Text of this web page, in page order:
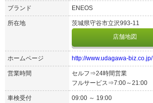
ブランド ENEOS
所在地
茨城県守谷市立沢993-11
店舗地図
ホームページ http://www.udagawa-biz.co.jp/
営業時間
セルフ⇒24時間営業
フルサービス⇒7:00～21:00
車検受付 09:00 ～ 19:00